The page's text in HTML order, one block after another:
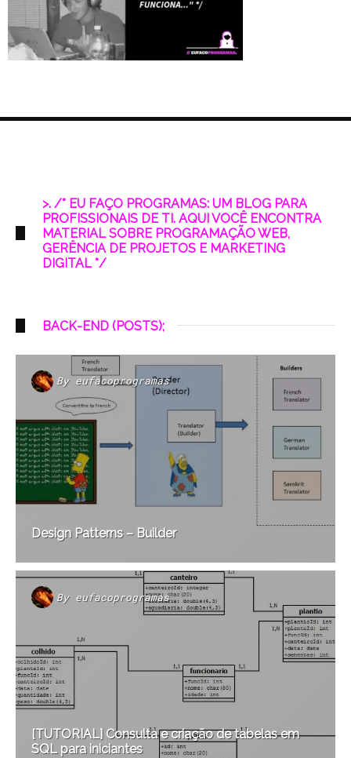
>. /* EU FAÇO PROGRAMAS: UM BLOG PARA
PROFISSIONAIS DE TI. AQUI VOCÊ ENCONTRA
MATERIAL SOBRE PROGRAMAÇÃO WEB,
GERÊNCIA DE PROJETOS E MARKETING
DIGITAL */
BACK-END (POSTS);
By eufacoprogramas
Design Patterns – Builder
By eufacoprogramas
[TUTORIAL] Consulta e criação de tabelas em
SQL para iniciantes